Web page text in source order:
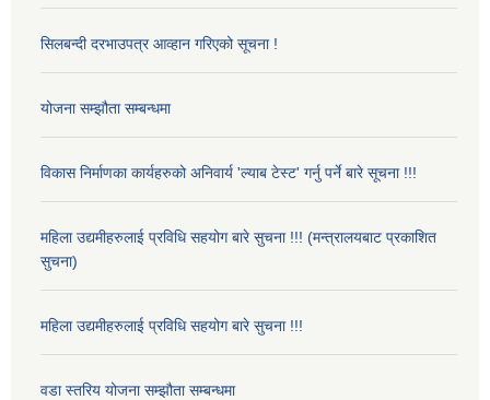
सिलबन्दी दरभाउपत्र आव्हान गरिएको सूचना !
योजना सम्झौता सम्बन्धमा
विकास निर्माणका कार्यहरुको अनिवार्य 'ल्याब टेस्ट' गर्नु पर्ने बारे सूचना !!!
महिला उद्यमीहरुलाई प्रविधि सहयोग बारे सुचना !!! (मन्त्रालयबाट प्रकाशित
सुचना)
महिला उद्यमीहरुलाई प्रविधि सहयोग बारे सुचना !!!
वडा स्तरिय योजना सम्झौता सम्बन्धमा